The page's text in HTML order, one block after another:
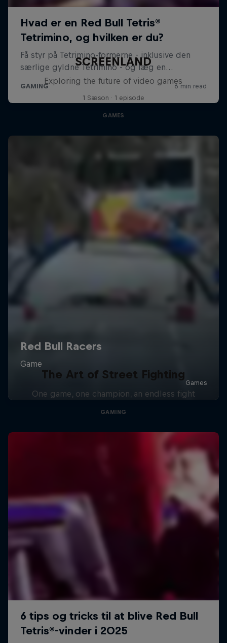
SCREENLAND
Exploring the future of video games
1 Sæson · 1 episode
GAMES
The Art of Street Fighting
One game, one champion, an endless fight
GAMING